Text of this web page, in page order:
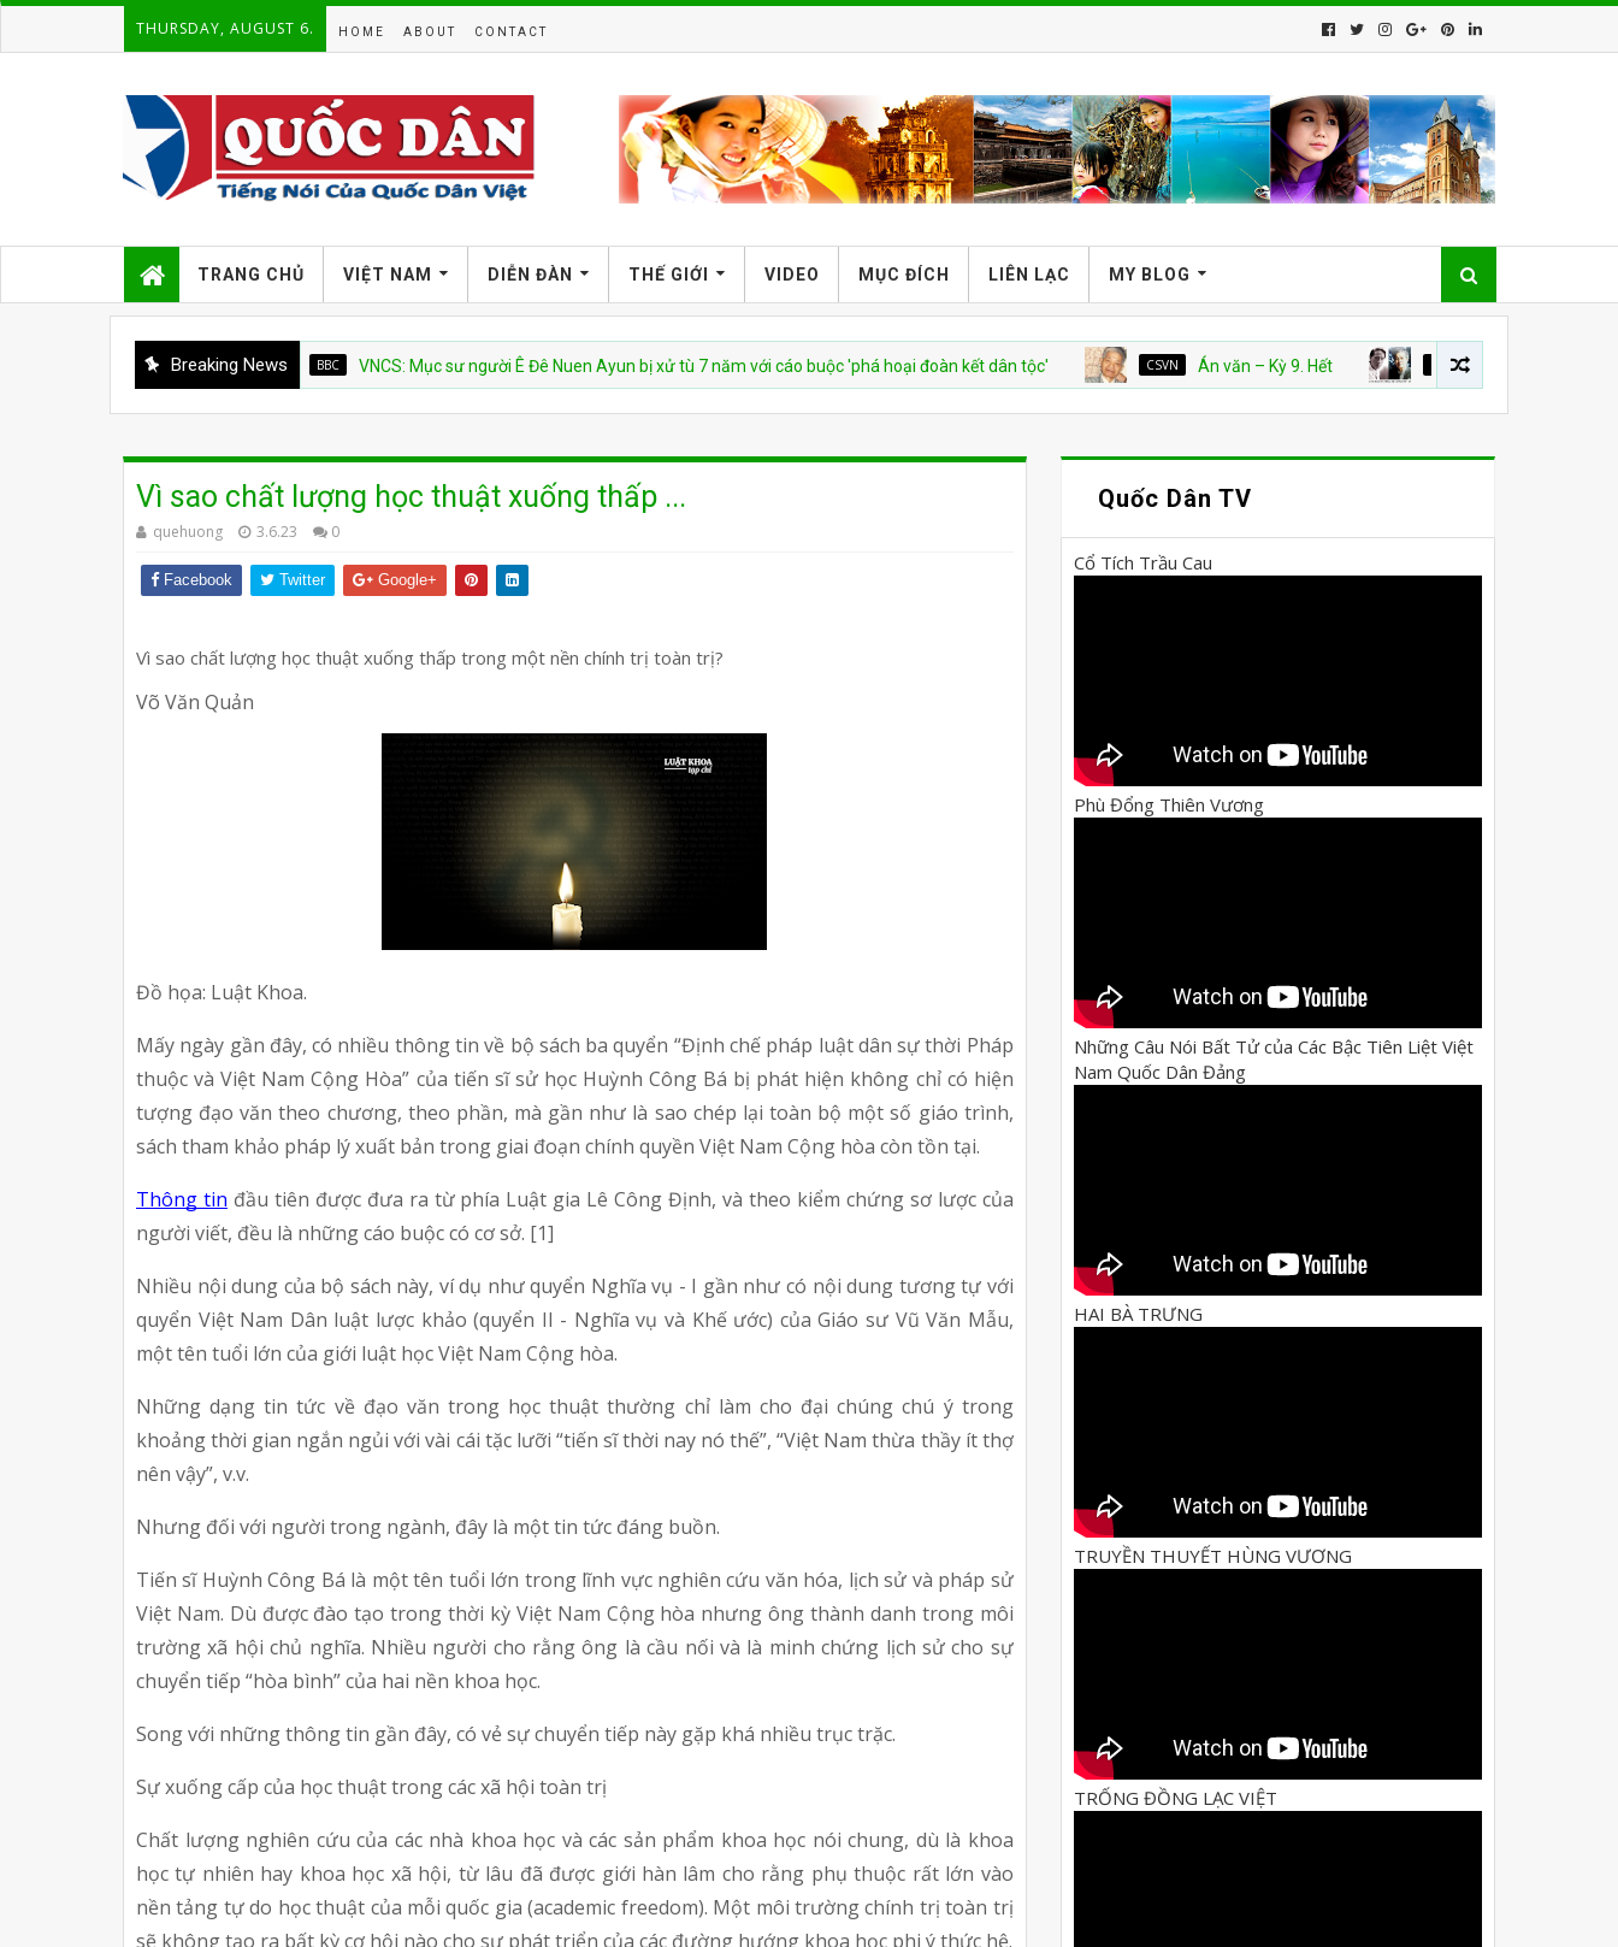
THURSDAY, AUGUST 6. HOME ABOUT CONTACT
TRANG CHỦ VIỆT NAM DIỄN ĐÀN THẾ GIỚI VIDEO MỤC ĐÍCH LIÊN LẠC MY BLOG
Breaking News
BBC VNCS: Mục sư người Ê Đê Nuen Ayun bị xử tù 7 năm với cáo buộc 'phá hoại đoàn kết dân tộc' CSVN Án văn – Kỳ 9. Hết CSVN Án Văn: Kỳ 5, 6, 7 và 8
Vì sao chất lượng học thuật xuống thấp ...
quehuong 3.6.23 0
Facebook Twitter Google+
Vì sao chất lượng học thuật xuống thấp trong một nền chính trị toàn trị?
Võ Văn Quản
Đồ họa: Luật Khoa.
Mấy ngày gần đây, có nhiều thông tin về bộ sách ba quyển “Định chế pháp luật dân sự thời Pháp
thuộc và Việt Nam Cộng Hòa” của tiến sĩ sử học Huỳnh Công Bá bị phát hiện không chỉ có hiện
tượng đạo văn theo chương, theo phần, mà gần như là sao chép lại toàn bộ một số giáo trình,
sách tham khảo pháp lý xuất bản trong giai đoạn chính quyền Việt Nam Cộng hòa còn tồn tại.
Thông tin đầu tiên được đưa ra từ phía Luật gia Lê Công Định, và theo kiểm chứng sơ lược của
người viết, đều là những cáo buộc có cơ sở. [1]
Nhiều nội dung của bộ sách này, ví dụ như quyển Nghĩa vụ - I gần như có nội dung tương tự với
quyển Việt Nam Dân luật lược khảo (quyển II - Nghĩa vụ và Khế ước) của Giáo sư Vũ Văn Mẫu,
một tên tuổi lớn của giới luật học Việt Nam Cộng hòa.
Những dạng tin tức về đạo văn trong học thuật thường chỉ làm cho đại chúng chú ý trong
khoảng thời gian ngắn ngủi với vài cái tặc lưỡi “tiến sĩ thời nay nó thế”, “Việt Nam thừa thầy ít thợ
nên vậy”, v.v.
Nhưng đối với người trong ngành, đây là một tin tức đáng buồn.
Tiến sĩ Huỳnh Công Bá là một tên tuổi lớn trong lĩnh vực nghiên cứu văn hóa, lịch sử và pháp sử
Việt Nam. Dù được đào tạo trong thời kỳ Việt Nam Cộng hòa nhưng ông thành danh trong môi
trường xã hội chủ nghĩa. Nhiều người cho rằng ông là cầu nối và là minh chứng lịch sử cho sự
chuyển tiếp “hòa bình” của hai nền khoa học.
Song với những thông tin gần đây, có vẻ sự chuyển tiếp này gặp khá nhiều trục trặc.
Sự xuống cấp của học thuật trong các xã hội toàn trị
Chất lượng nghiên cứu của các nhà khoa học và các sản phẩm khoa học nói chung, dù là khoa
học tự nhiên hay khoa học xã hội, từ lâu đã được giới hàn lâm cho rằng phụ thuộc rất lớn vào
nền tảng tự do học thuật của mỗi quốc gia (academic freedom). Một môi trường chính trị toàn trị
sẽ không tạo ra bất kỳ cơ hội nào cho sự phát triển của các đường hướng khoa học phi ý thức hệ.
Quốc Dân TV
Cổ Tích Trầu Cau
Phù Đổng Thiên Vương
Những Câu Nói Bất Tử của Các Bậc Tiên Liệt Việt
Nam Quốc Dân Đảng
HAI BÀ TRƯNG
TRUYỀN THUYẾT HÙNG VƯƠNG
TRỐNG ĐỒNG LẠC VIỆT